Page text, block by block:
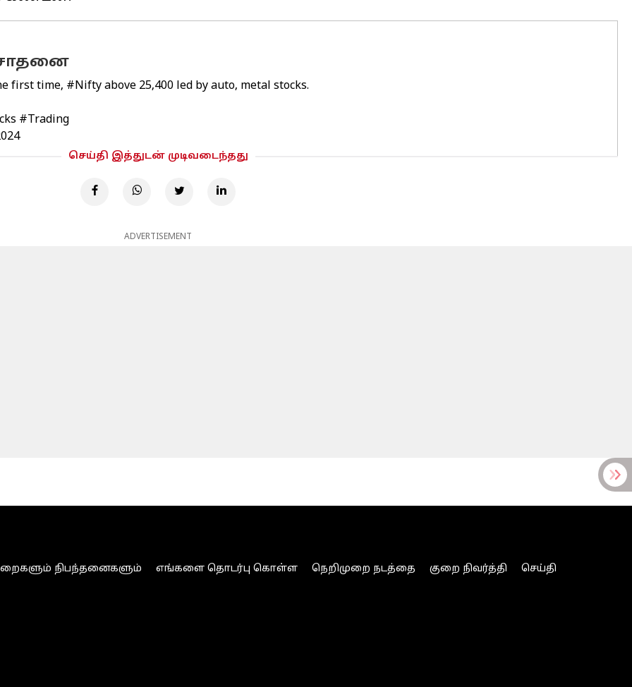
சாதனை
first time, #Nifty above 25,400 led by auto, metal stocks.
#Trading
செய்தி இத்துடன் முடிவடைந்தது
ADVERTISEMENT
நிபந்தனைகளும் எங்களை தொடர்பு கொள்ள நெறிமுறை நடத்தை குறை நிவர்த்தி
செய்தி